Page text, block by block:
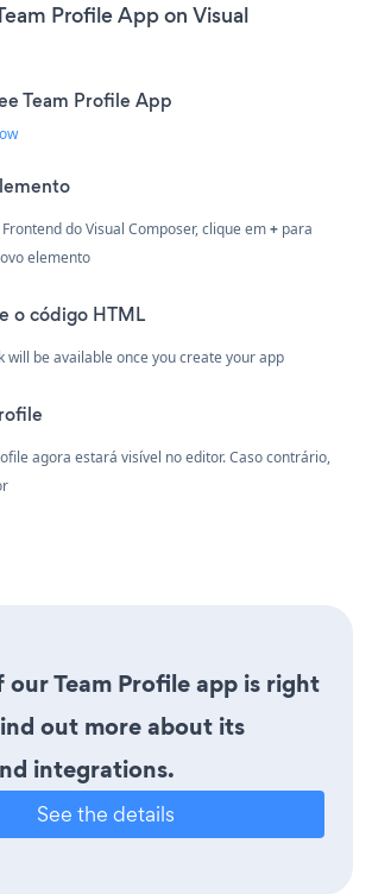
Profile App on Visual
Team Profile App
do Visual Composer, clique em+ para
elemento
o código HTML
will be available once you create your app
agora estará visível no editor. Caso contrário,
Team Profile app is right
out more about its
integrations.
See the details